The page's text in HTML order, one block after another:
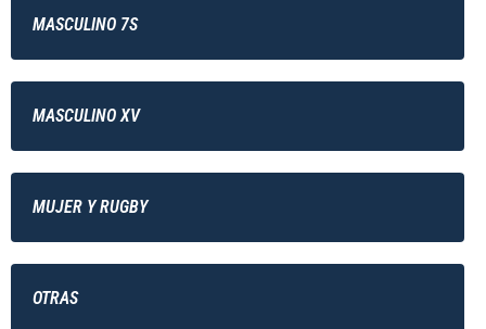
MASCULINO 7S
MASCULINO XV
MUJER Y RUGBY
OTRAS